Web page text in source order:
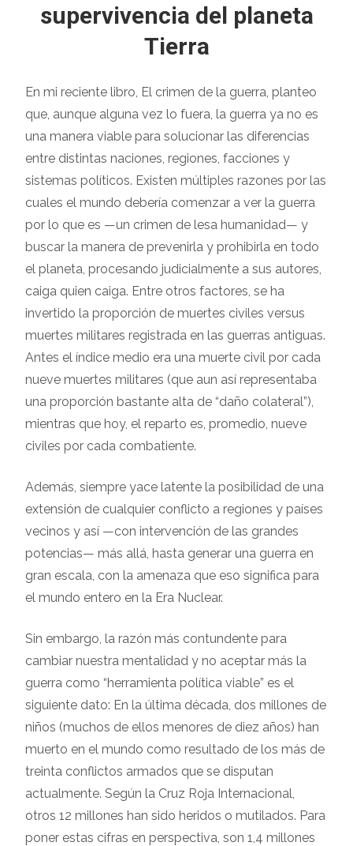
supervivencia del planeta
Tierra
En mi reciente libro, El crimen de la guerra, planteo
que, aunque alguna vez lo fuera, la guerra ya no es
una manera viable para solucionar las diferencias
entre distintas naciones, regiones, facciones y
sistemas políticos. Existen múltiples razones por las
cuales el mundo debería comenzar a ver la guerra
por lo que es —un crimen de lesa humanidad— y
buscar la manera de prevenirla y prohibirla en todo
el planeta, procesando judicialmente a sus autores,
caiga quien caiga. Entre otros factores, se ha
invertido la proporción de muertes civiles versus
muertes militares registrada en las guerras antiguas.
Antes el índice medio era una muerte civil por cada
nueve muertes militares (que aun así representaba
una proporción bastante alta de “daño colateral”),
mientras que hoy, el reparto es, promedio, nueve
civiles por cada combatiente.
Además, siempre yace latente la posibilidad de una
extensión de cualquier conflicto a regiones y países
vecinos y así —con intervención de las grandes
potencias— más allá, hasta generar una guerra en
gran escala, con la amenaza que eso significa para
el mundo entero en la Era Nuclear.
Sin embargo, la razón más contundente para
cambiar nuestra mentalidad y no aceptar más la
guerra como “herramienta política viable” es el
siguiente dato: En la última década, dos millones de
niños (muchos de ellos menores de diez años) han
muerto en el mundo como resultado de los más de
treinta conflictos armados que se disputan
actualmente. Según la Cruz Roja Internacional,
otros 12 millones han sido heridos o mutilados. Para
poner estas cifras en perspectiva, son 1,4 millones